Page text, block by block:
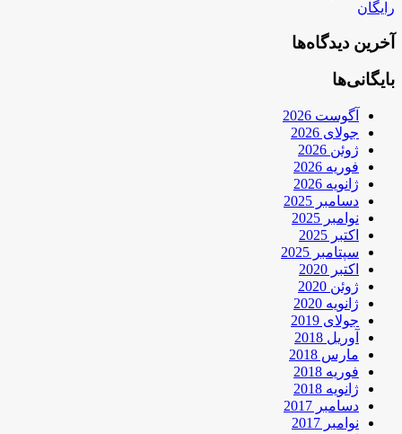
رایگان
آخرین دیدگاه‌ها
بایگانی‌ها
آگوست 2026
جولای 2026
ژوئن 2026
فوریه 2026
ژانویه 2026
دسامبر 2025
نوامبر 2025
اکتبر 2025
سپتامبر 2025
اکتبر 2020
ژوئن 2020
ژانویه 2020
جولای 2019
آوریل 2018
مارس 2018
فوریه 2018
ژانویه 2018
دسامبر 2017
نوامبر 2017